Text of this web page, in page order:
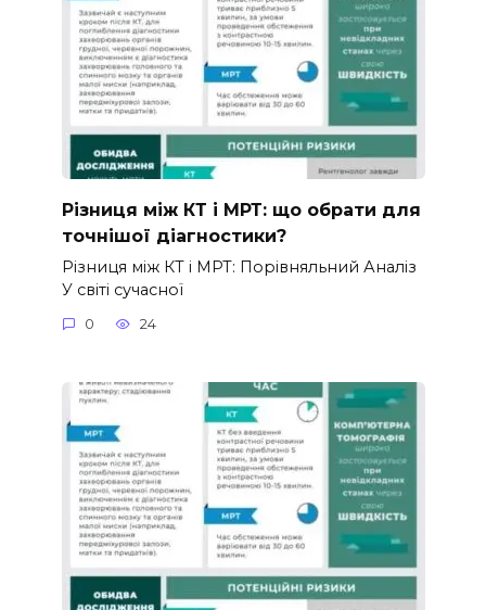
Різниця між КТ і МРТ: що обрати для
точнішої діагностики?
Різниця між КТ і МРТ: Порівняльний Аналіз
У світі сучасної
0 24